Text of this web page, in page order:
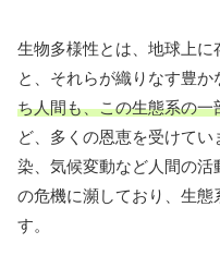
生物多様性とは、地球上
と、それらが織りなす豊か
ち人間も、この生態系の一
ど、多くの恩恵を受けて
染、気候変動など人間の
の危機に瀕しており、生態
す。